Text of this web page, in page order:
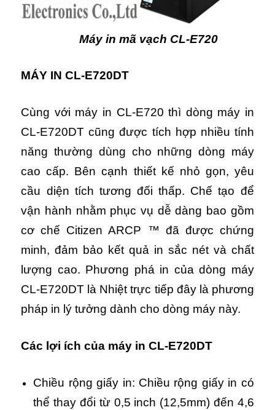
Máy in mã vạch CL-E720
MÁY IN CL-E720DT
Cùng với máy in CL-E720 thì dòng máy in
CL-E720DT cũng được tích hợp nhiều tính
năng thường dùng cho những dòng máy
cao cấp. Bên cạnh thiết kế nhỏ gọn, yêu
cầu diện tích tương đối thấp. Chế tạo để
vận hành nhằm phục vụ dễ dàng bao gồm
cơ chế Citizen ARCP ™ đã được chứng
minh, đảm bảo kết quả in sắc nét và chất
lượng cao. Phương phá in của dòng máy
CL-E720DT là Nhiệt trực tiếp đây là phương
pháp in lý tưởng dành cho dòng máy này.
Các lợi ích của máy in CL-E720DT
Chiều rộng giấy in: Chiều rộng giấy in có
thể thay đổi từ 0,5 inch (12,5mm) đến 4,6